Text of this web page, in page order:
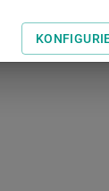
Anhänger